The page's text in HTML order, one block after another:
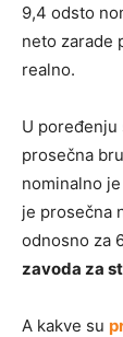
9,4 odsto
neto zarade
realno.
U poređenju
prosečna
nominalno
je prosečna
odnosno za
zavoda za
A kakve su